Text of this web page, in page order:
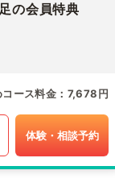
の会員特典
コース料金 7,678円
体験・相談予約